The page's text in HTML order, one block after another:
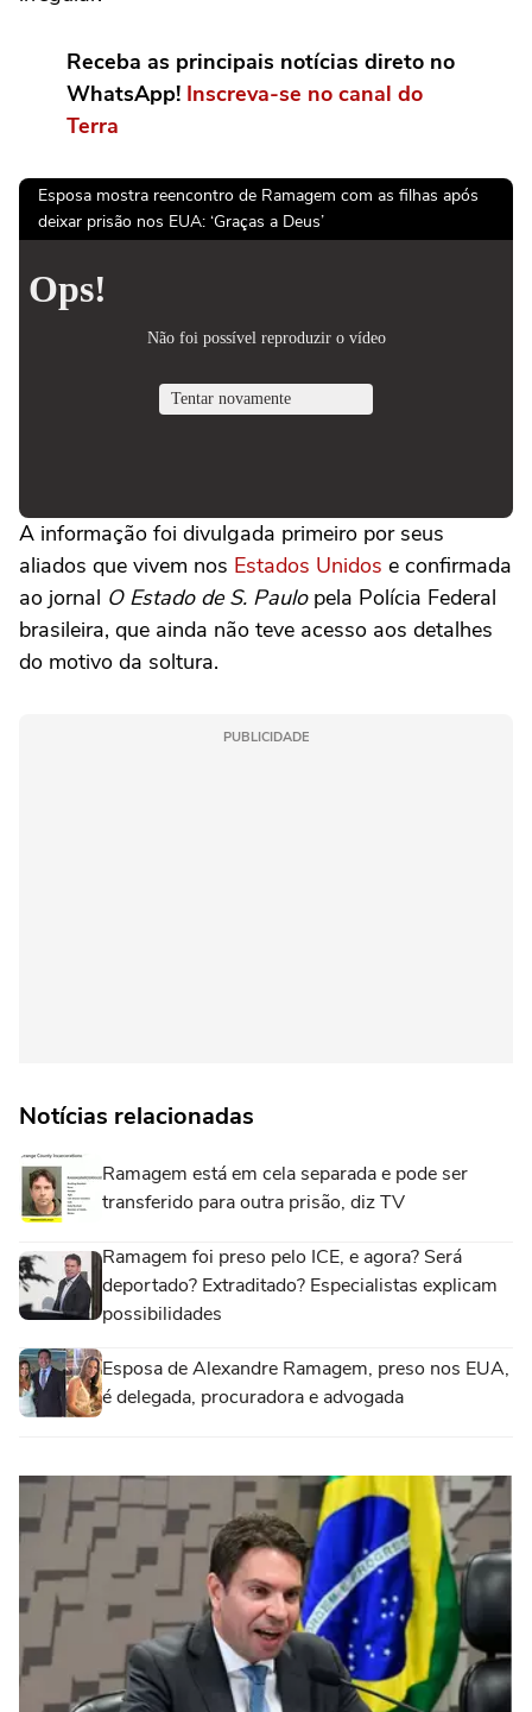
Receba as principais notícias direto no
WhatsApp! Inscreva-se no canal do
Terra
Esposa mostra reencontro de Ramagem com as filhas após
deixar prisão nos EUA: ‘Graças a Deus’
A informação foi divulgada primeiro por seus
aliados que vivem nos Estados Unidos e confirmada
ao jornal O Estado de S. Paulopela Polícia Federal
brasileira, que ainda não teve acesso aos detalhes
do motivo da soltura.
PUBLICIDADE
Notícias relacionadas
Ramagem está em cela separada e pode ser
transferido para outra prisão, diz TV
Ramagem foi preso pelo ICE, e agora? Será
deportado? Extraditado? Especialistas explicam
possibilidades
Esposa de Alexandre Ramagem, preso nos EUA,
é delegada, procuradora e advogada